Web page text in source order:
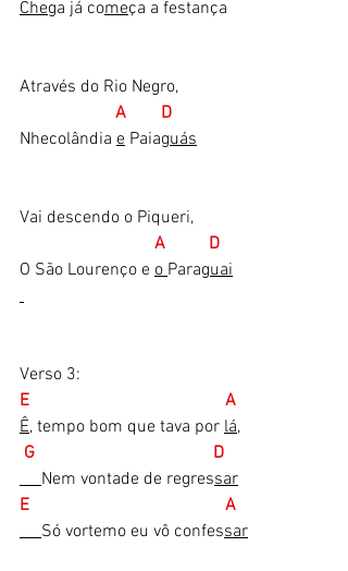
Chega já começa a festança
Através do Rio Negro,
A        D
Nhecolândia e Paiaguás
Vai descendo o Piqueri,
A          D
O São Lourenço e o Paraguai
Verso 3:
E                                             A
Ê, tempo bom que tava por lá,
G                                         D
Nem vontade de regressar
E                                             A
Só vortemo eu vô confessar